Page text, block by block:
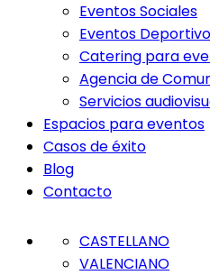
accesibilidad.
Eventos Sociales
Eventos
Catering para
Agencia de
Servicios
Espacios para eventos
Casos de éxito
Blog
Contacto
CASTELLANO
VALENCIANO